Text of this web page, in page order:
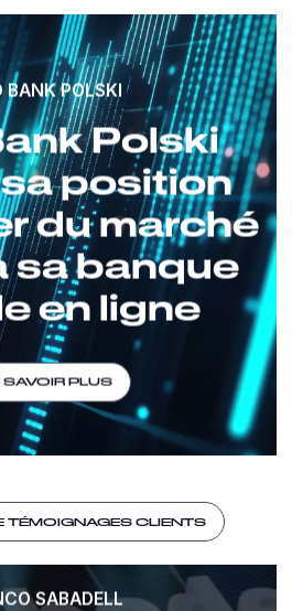
BANK POLSKI
Polski
position
du marché
sa banque
en ligne
SAVOIR PLUS
TÉMOIGNAGES CLIENTS
SABADELL